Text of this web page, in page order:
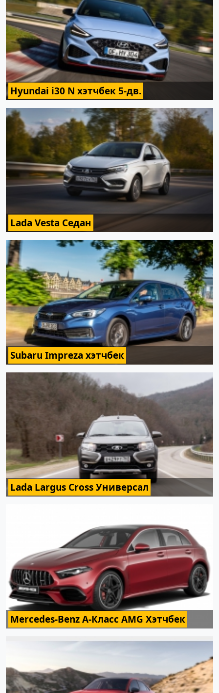
Hyundai i30 N хэтчбек 5-дв.
Lada Vesta Седан
Subaru Impreza хэтчбек
Lada Largus Cross Универсал
Mercedes-Benz A-Класс AMG Хэтчбек